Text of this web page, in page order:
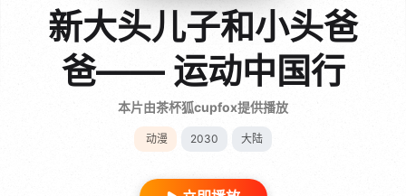
新大头儿子和小头爸
爸—— 运动中国行
本片由茶杯狐cupfox提供播放
动漫 2030 大陆